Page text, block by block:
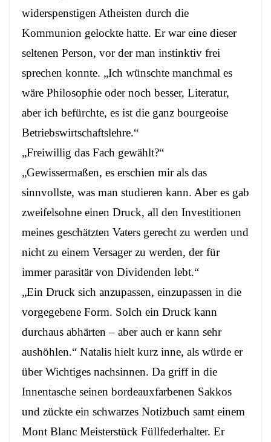
widerspenstigen Atheisten durch die
Kommunion gelockte hatte. Er war eine dieser
seltenen Person, vor der man instinktiv frei
sprechen konnte. „Ich wünschte manchmal es
wäre Philosophie oder noch besser, Literatur,
aber ich befürchte, es ist die ganz bourgeoise
Betriebswirtschaftslehre.“
„Freiwillig das Fach gewählt?“
„Gewissermaßen, es erschien mir als das
sinnvollste, was man studieren kann. Aber es gab
zweifelsohne einen Druck, all den Investitionen
meines geschätzten Vaters gerecht zu werden und
nicht zu einem Versager zu werden, der für
immer parasitär von Dividenden lebt.“
„Ein Druck sich anzupassen, einzupassen in die
vorgegebene Form. Solch ein Druck kann
durchaus abhärten – aber auch er kann sehr
aushöhlen.“ Natalis hielt kurz inne, als würde er
über Wichtiges nachsinnen. Da griff in die
Innentasche seinen bordeauxfarbenen Sakkos
und zückte ein schwarzes Notizbuch samt einem
Mont Blanc Meisterstück Füllfederhalter. Er